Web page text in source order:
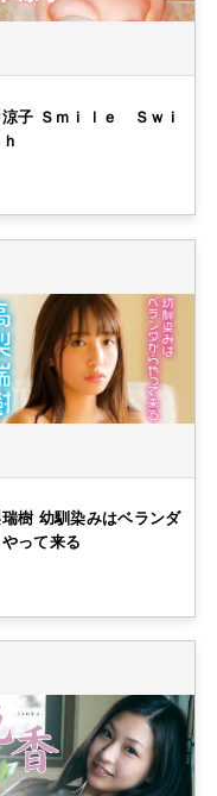
涼子 Ｓｍｉｌｅ Ｓｗｉ
樹 幼馴染みはベランダ
って来る